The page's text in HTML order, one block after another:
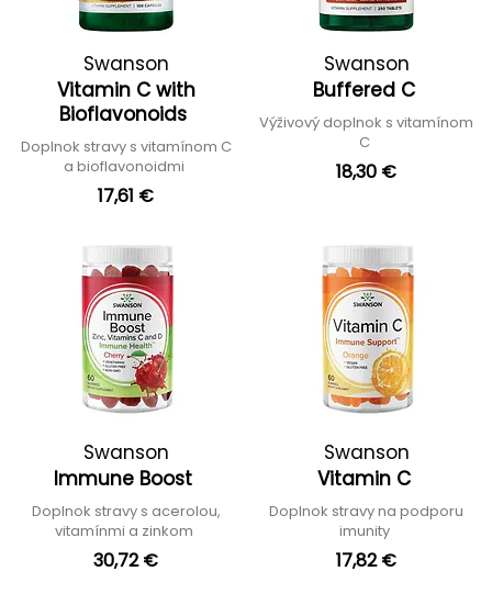
Swanson
Vitamin C with
Bioflavonoids
Doplnok stravy s vitamínom C
a bioflavonoidmi
17,61 €
Swanson
Buffered C
Výživový doplnok s vitamínom
C
18,30 €
Swanson
Immune Boost
Doplnok stravy s acerolou,
vitamínmi a zinkom
30,72 €
Swanson
Vitamin C
Doplnok stravy na podporu
imunity
17,82 €